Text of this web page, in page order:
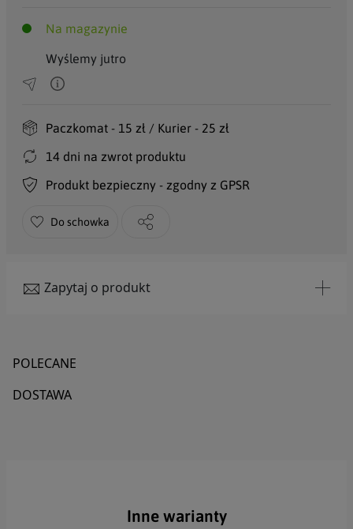
Na magazynie
Wyślemy jutro
Paczkomat - 15 zł / Kurier - 25 zł
14 dni na zwrot produktu
Produkt bezpieczny - zgodny z GPSR
Do schowka
Zapytaj o produkt
Imię
POLECANE
DOSTAWA
Inne warianty